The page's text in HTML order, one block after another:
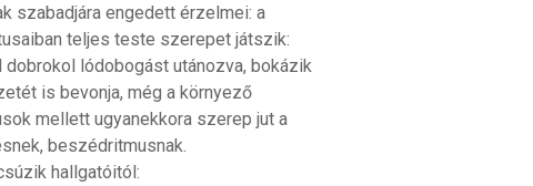
szabadjára engedett érzelmei: a
teljes teste szerepet játszik:
lódobogást utánozva, bokázik
is bevonja, még a környező
mellett ugyanekkora szerep jut a
beszédritmusnak.
hallgatóitól: